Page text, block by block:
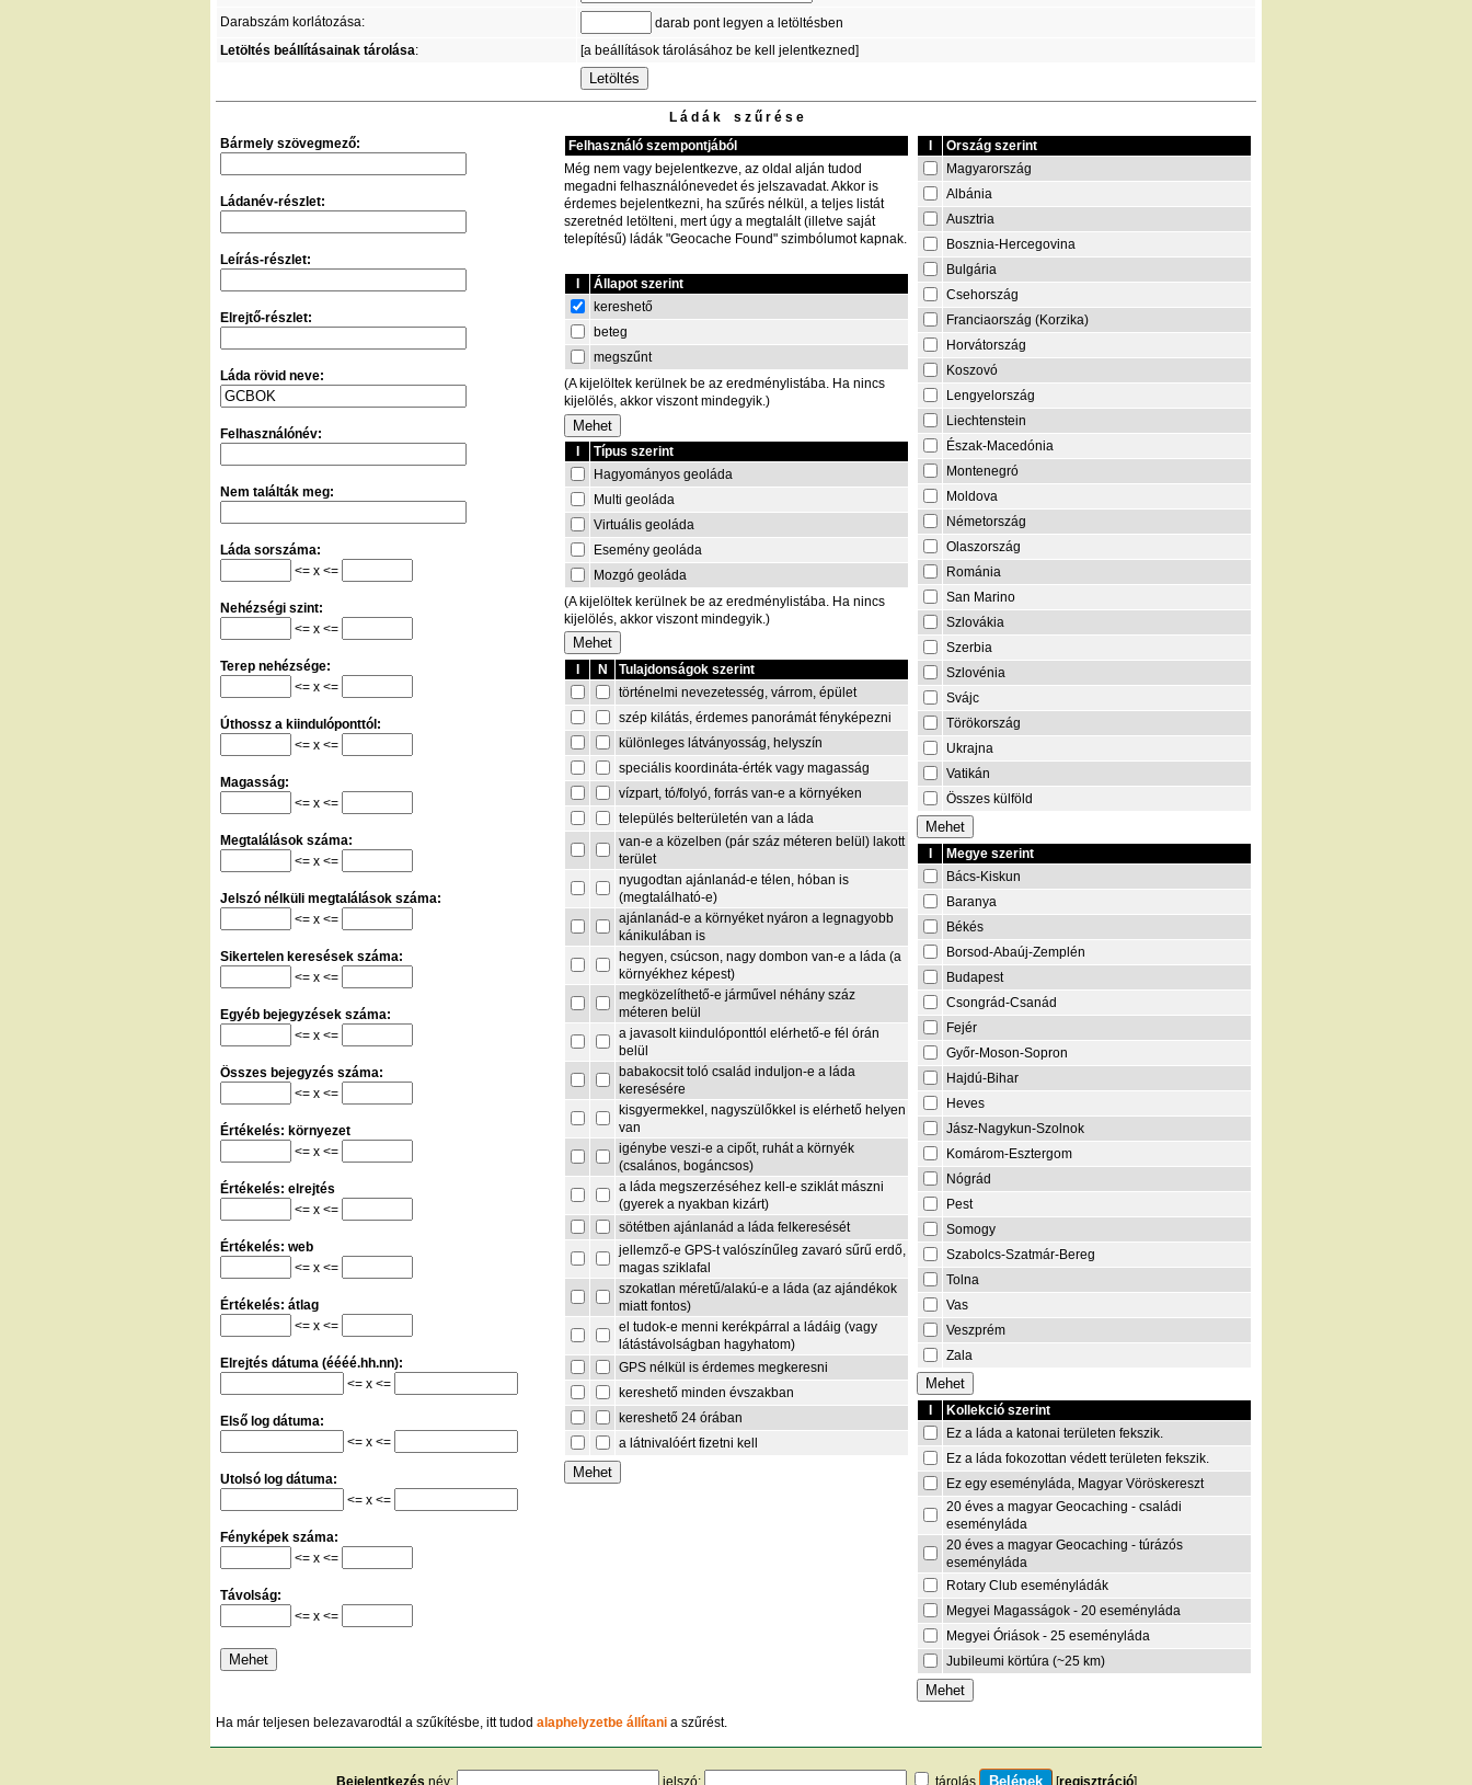
Darabszám korlátozása:
darab pont legyen a letöltésben
Letöltés beállításainak tárolása: [a beállítások tárolásához be kell jelentkezned]
L á d á k s z ű r é s e
Bármely szövegmező:
Ládanév-részlet:
Leírás-részlet:
Elrejtő-részlet:
Láda rövid neve:
Felhasználónév:
Nem találták meg:
Láda sorszáma:
<= x <=
Nehézségi szint:
<= x <=
Terep nehézsége:
<= x <=
Úthossz a kiindulóponttól:
<= x <=
Magasság:
<= x <=
Megtalálások száma:
<= x <=
Jelszó nélküli megtalálások száma:
<= x <=
Sikertelen keresések száma:
<= x <=
Egyéb bejegyzések száma:
<= x <=
Összes bejegyzés száma:
<= x <=
Értékelés: környezet
<= x <=
Értékelés: elrejtés
<= x <=
Értékelés: web
<= x <=
Értékelés: átlag
<= x <=
Elrejtés dátuma (éééé.hh.nn):
<= x <=
Első log dátuma:
<= x <=
Utolsó log dátuma:
<= x <=
Fényképek száma:
<= x <=
Távolság:
<= x <=
Felhasználó szempontjából
Még nem vagy bejelentkezve, az oldal alján tudod
megadni felhasználónevedet és jelszavadat. Akkor is
érdemes bejelentkezni, ha szűrés nélkül, a teljes listát
szeretnéd letölteni, mert úgy a megtalált (illetve saját
telepítésű) ládák "Geocache Found" szimbólumot kapnak.
Állapot szerint
kereshető
beteg
megszűnt
(A kijelöltek kerülnek be az eredménylistába. Ha nincs
kijelölés, akkor viszont mindegyik.)
Típus szerint
Hagyományos geoláda
Multi geoláda
Virtuális geoláda
Esemény geoláda
Mozgó geoláda
(A kijelöltek kerülnek be az eredménylistába. Ha nincs
kijelölés, akkor viszont mindegyik.)
N
Tulajdonságok szerint
történelmi nevezetesség, várrom, épület
szép kilátás, érdemes panorámát fényképezni
különleges látványosság, helyszín
speciális koordináta-érték vagy magasság
vízpart, tó/folyó, forrás van-e a környéken
település belterületén van a láda
van-e a közelben (pár száz méteren belül) lakott
terület
nyugodtan ajánlanád-e télen, hóban is
(megtalálható-e)
ajánlanád-e a környéket nyáron a legnagyobb
kánikulában is
hegyen, csúcson, nagy dombon van-e a láda (a
környékhez képest)
megközelíthető-e járművel néhány száz
méteren belül
a javasolt kiindulóponttól elérhető-e fél órán
belül
babakocsit toló család induljon-e a láda
keresésére
kisgyermekkel, nagyszülőkkel is elérhető helyen
van
igénybe veszi-e a cipőt, ruhát a környék
(csalános, bogáncsos)
a láda megszerzéséhez kell-e sziklát mászni
(gyerek a nyakban kizárt)
sötétben ajánlanád a láda felkeresését
jellemző-e GPS-t valószínűleg zavaró sűrű erdő,
magas sziklafal
szokatlan méretű/alakú-e a láda (az ajándékok
miatt fontos)
el tudok-e menni kerékpárral a ládáig (vagy
látástávolságban hagyhatom)
GPS nélkül is érdemes megkeresni
kereshető minden évszakban
kereshető 24 órában
a látnivalóért fizetni kell
I
Ország szerint
Magyarország
Albánia
Ausztria
Bosznia-Hercegovina
Bulgária
Csehország
Franciaország (Korzika)
Horvátország
Koszovó
Lengyelország
Liechtenstein
Észak-Macedónia
Montenegró
Moldova
Németország
Olaszország
Románia
San Marino
Szlovákia
Szerbia
Szlovénia
Svájc
Törökország
Ukrajna
Vatikán
Összes külföld
I
Megye szerint
Bács-Kiskun
Baranya
Békés
Borsod-Abaúj-Zemplén
Budapest
Csongrád-Csanád
Fejér
Győr-Moson-Sopron
Hajdú-Bihar
Heves
Jász-Nagykun-Szolnok
Komárom-Esztergom
Nógrád
Pest
Somogy
Szabolcs-Szatmár-Bereg
Tolna
Vas
Veszprém
Zala
Kollekció szerint
Ez a láda a katonai területen fekszik.
Ez a láda fokozottan védett területen fekszik.
Ez egy eseményláda, Magyar Vöröskereszt
20 éves a magyar Geocaching - családi
eseményláda
20 éves a magyar Geocaching - túrázós
eseményláda
Rotary Club eseményládák
Megyei Magasságok - 20 eseményláda
Megyei Óriások - 25 eseményláda
Jubileumi körtúra (~25 km)
Ha már teljesen belezavarodtál a szűkítésbe, itt tudod alaphelyzetbe állítani a szűrést.
Bejelentkezés név: jelszó: tárolás [regisztráció]